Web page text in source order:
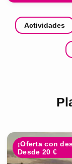
Actividades
¡Oferta con
Desde 20 €